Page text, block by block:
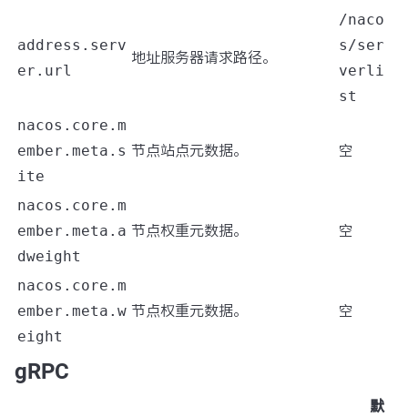
address.serv
er.url
地址服务器请求路径。
/naco
s/ser
verli
st
nacos.core.m
ember.meta.s
ite
节点站点元数据。 空
nacos.core.m
ember.meta.a
dweight
节点权重元数据。 空
nacos.core.m
ember.meta.w
eight
节点权重元数据。 空
gRPC
默